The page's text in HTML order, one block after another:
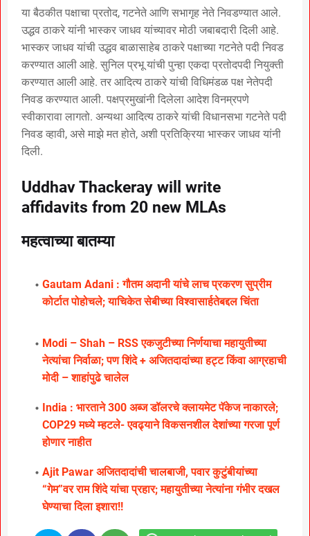
या बैठकीत पक्षाचा प्रतोद, गटनेते आणि सभागृह नेते निवडण्यात आले.
उद्धव ठाकरे यांनी भास्कर जाधव यांच्यावर मोठी जबाबदारी दिली आहे.
भास्कर जाधव यांची उद्धव बाळासाहेब ठाकरे पक्षाच्या गटनेते पदी निवड
करण्यात आली आहे. सुनिल प्रभू यांची पुन्हा एकदा प्रतोदपदी नियुक्ती
करण्यात आली आहे. तर आदित्य ठाकरे यांची विधिमंडळ पक्ष नेतेपदी
निवड करण्यात आली. पक्षप्रमुखांनी दिलेला आदेश विनम्रपणे
स्वीकारावा लागतो. अन्यथा आदित्य ठाकरे यांची विधानसभा गटनेते पदी
निवड व्हावी, असे माझे मत होते, अशी प्रतिक्रिया भास्कर जाधव यांनी
दिली.
Uddhav Thackeray will write
affidavits from 20 new MLAs
महत्वाच्या बातम्या
Gautam Adani : गौतम अदानी यांचे लाच प्रकरण सुप्रीम
कोर्टात पोहोचले; याचिकेत सेबीच्या विश्वासार्हतेबद्दल चिंता
Modi – Shah – RSS एकजुटीच्या निर्णयाचा महायुतीच्या
नेत्यांचा निर्वाळा; पण शिंदे + अजितदादांच्या हट्ट किंवा आग्रहाची
मोदी – शाहांपुढे चालेल
India : भारताने 300 अब्ज डॉलरचे क्लायमेट पॅकेज नाकारले;
COP29 मध्ये म्हटले- एवढ्याने विकसनशील देशांच्या गरजा पूर्ण
होणार नाहीत
Ajit Pawar अजितदादांची चालबाजी, पवार कुटुंबीयांच्या
“गेम”वर राम शिंदे यांचा प्रहार; महायुतीच्या नेत्यांना गंभीर दखल
घेण्याचा दिला इशारा!!